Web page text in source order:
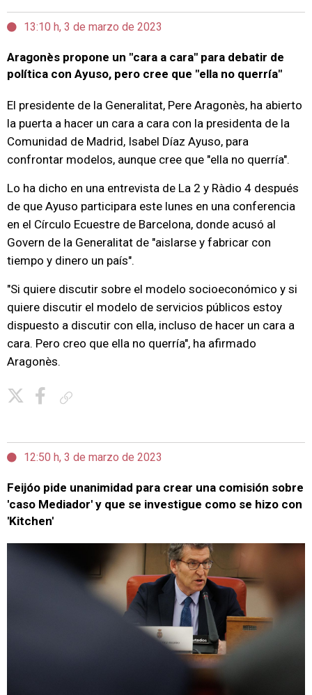
13:10 h, 3 de marzo de 2023
Aragonès propone un "cara a cara" para debatir de
política con Ayuso, pero cree que "ella no querría"
El presidente de la Generalitat, Pere Aragonès, ha abierto
la puerta a hacer un cara a cara con la presidenta de la
Comunidad de Madrid, Isabel Díaz Ayuso, para
confrontar modelos, aunque cree que "ella no querría".
Lo ha dicho en una entrevista de La 2 y Ràdio 4 después
de que Ayuso participara este lunes en una conferencia
en el Círculo Ecuestre de Barcelona, donde acusó al
Govern de la Generalitat de "aislarse y fabricar con
tiempo y dinero un país".
"Si quiere discutir sobre el modelo socioeconómico y si
quiere discutir el modelo de servicios públicos estoy
dispuesto a discutir con ella, incluso de hacer un cara a
cara. Pero creo que ella no querría", ha afirmado
Aragonès.
12:50 h, 3 de marzo de 2023
Feijóo pide unanimidad para crear una comisión sobre
'caso Mediador' y que se investigue como se hizo con
'Kitchen'